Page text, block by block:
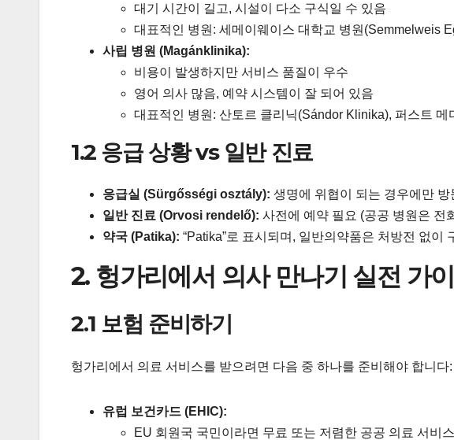
대기 시간이 길고, 시설이 다소 구식일 수 있음
대표적인 병원: 세메이웨이스 대학교 병원(Semmelweis
사립 병원 (Magánklinika):
비용이 발생하지만 서비스 품질이 우수
영어 의사 많음, 예약 시스템이 잘 되어 있음
대표적인 병원: 산토르 클리닉(Sándor Klinika), 퍼스트 메
1.2 응급 상황 vs 일반 진료
응급실 (Sürgősségi osztály): 생명에 위협이 되는 경우에만
일반 진료 (Orvosi rendelő): 사전에 예약 필요 (공공 병원은 전
약국 (Patika): “Patika”로 표시되며, 일반의약품은 처방전 없이
2. 헝가리에서 의사 만나기 실전 가
2.1 보험 준비하기
헝가리에서 의료 서비스를 받으려면 다음 중 하나를 준비해야 합니다:
유럽 보건카드 (EHIC):
EU 회원국 국민이라면 무료 또는 저렴한 공공 의료 서비